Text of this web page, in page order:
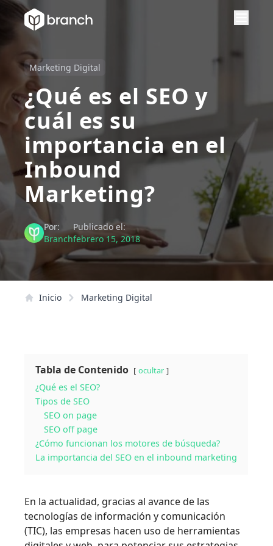
Marketing Digital
¿Qué es el SEO y
cuál es su
importancia en el
Inbound
Marketing?
Por:
Branch
Publicado el:
febrero 15, 2018
Inicio Marketing Digital
Tabla de Contenido ocultar
¿Qué es el SEO?
Tipos de SEO
SEO on page
SEO off page
¿Cómo funcionan los motores de búsqueda?
La importancia del SEO en el inbound marketing
En la actualidad, gracias al avance de las
tecnologías de información y comunicación
(TIC), las empresas hacen uso de herramientas